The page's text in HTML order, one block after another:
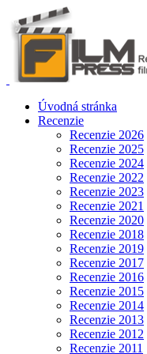
Úvodná stránka
Recenzie
Recenzie 2026
Recenzie 2025
Recenzie 2024
Recenzie 2022
Recenzie 2023
Recenzie 2021
Recenzie 2020
Recenzie 2018
Recenzie 2019
Recenzie 2017
Recenzie 2016
Recenzie 2015
Recenzie 2014
Recenzie 2013
Recenzie 2012
Recenzie 2011